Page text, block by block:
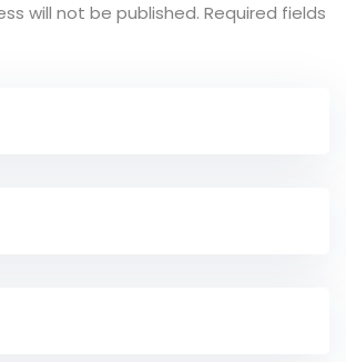
will not be published. Required fields